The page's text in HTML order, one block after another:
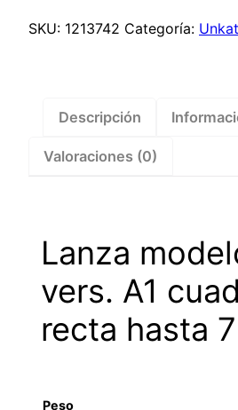
A1
750kg
1213742
SKU: 1213742 Categoría:
Descripción
Valoraciones (0)
Lanza
vers. A1
recta hasta
Peso